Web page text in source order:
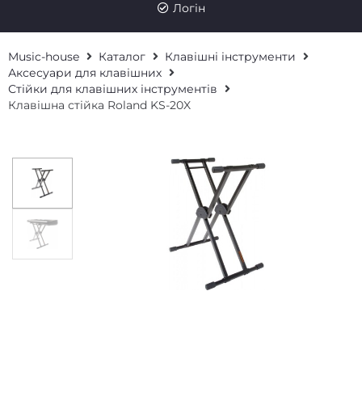
Логін
Music-house Каталог
Клавішні інструменти
Аксесуари для клавішних
Стійки для клавішних інструментів
Клавішна стійка Roland KS-20X